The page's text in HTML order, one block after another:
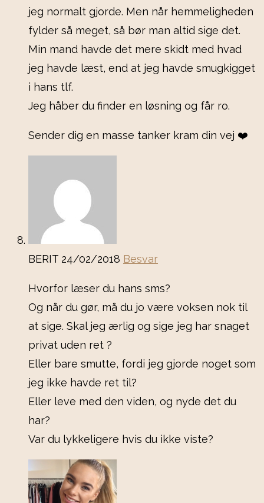
jeg normalt gjorde. Men når hemmeligheden
fylder så meget, så bør man altid sige det.
Min mand havde det mere skidt med hvad
jeg havde læst, end at jeg havde smugkigget
i hans tlf.
Jeg håber du finder en løsning og får ro.
Sender dig en masse tanker kram din vej ❤️
BERIT 24/02/2018 Besvar
Hvorfor læser du hans sms?
Og når du gør, må du jo være voksen nok til
at sige. Skal jeg ærlig og sige jeg har snaget
privat uden ret ?
Eller bare smutte, fordi jeg gjorde noget som
jeg ikke havde ret til?
Eller leve med den viden, og nyde det du
har?
Var du lykkeligere hvis du ikke viste?